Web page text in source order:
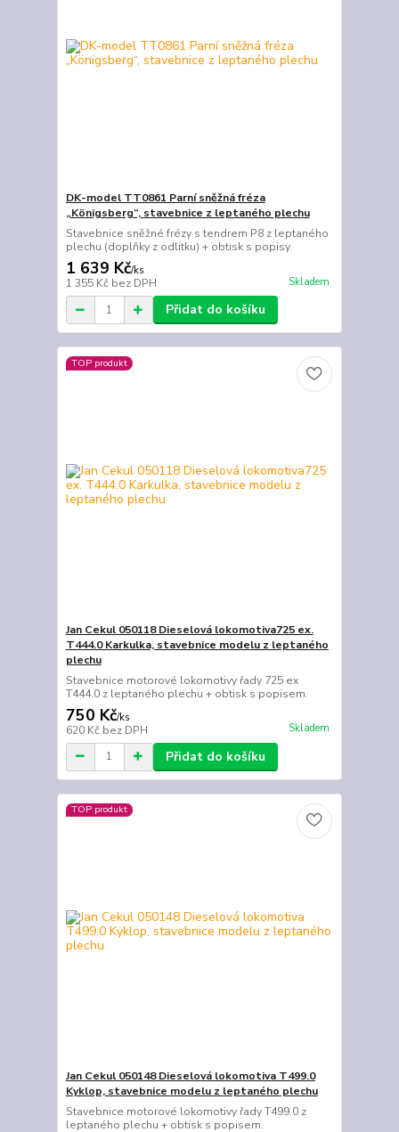
DK-model TT0861 Parní sněžná fréza
„Königsberg“, stavebnice z leptaného plechu
Stavebnice sněžné frézy s tendrem P8 z leptaného
plechu (doplňky z odlitku) + obtisk s popisy.
1 639 Kč/ks
1 355 Kč bez DPH Skladem
Přidat do košíku
TOP produkt
Jan Cekul 050118 Dieselová lokomotiva725 ex.
T444.0 Karkulka, stavebnice modelu z leptaného
plechu
Stavebnice motorové lokomotivy řady 725 ex
T444.0 z leptaného plechu + obtisk s popisem.
750 Kč/ks
620 Kč bez DPH Skladem
Přidat do košíku
TOP produkt
Jan Cekul 050148 Dieselová lokomotiva T499.0
Kyklop, stavebnice modelu z leptaného plechu
Stavebnice motorové lokomotivy řady T499.0 z
leptaného plechu + obtisk s popisem.